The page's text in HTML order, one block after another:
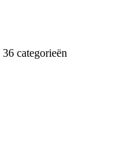
36 categorieën